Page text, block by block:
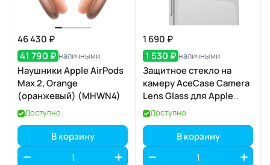
46 430 ₽
41 790 ₽ наличными
Наушники Apple AirPods
Max 2, Orange
(оранжевый) (MHWN4)
Доступно
В корзину
1 690 ₽
1 530 ₽ наличными
Защитное стекло на
камеру AceCase Camera
Lens Glass для Apple
iPhone 17 Pro / 17 Pro Max
Доступно
В корзину